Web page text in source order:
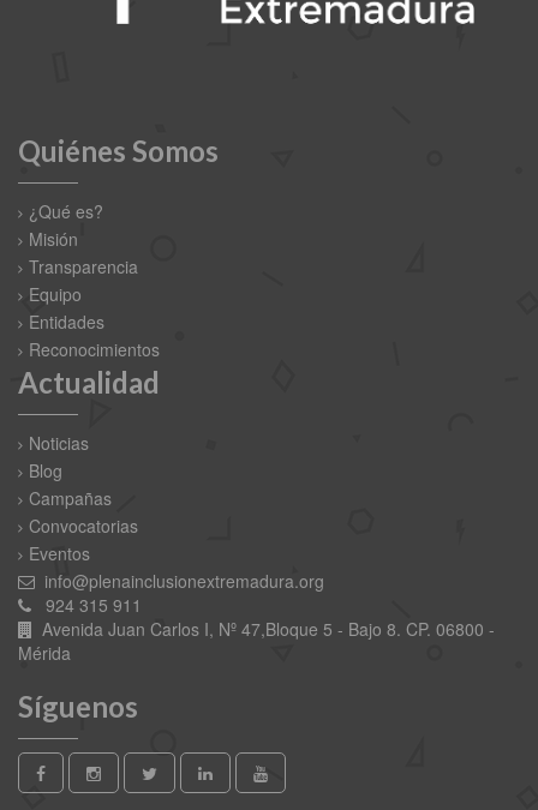
Quiénes Somos
¿Qué es?
Misión
Transparencia
Equipo
Entidades
Reconocimientos
Actualidad
Noticias
Blog
Campañas
Convocatorias
Eventos
info@plenainclusionextremadura.org
924 315 911
Avenida Juan Carlos I, Nº 47,Bloque 5 - Bajo 8. CP. 06800 -
Mérida
Síguenos